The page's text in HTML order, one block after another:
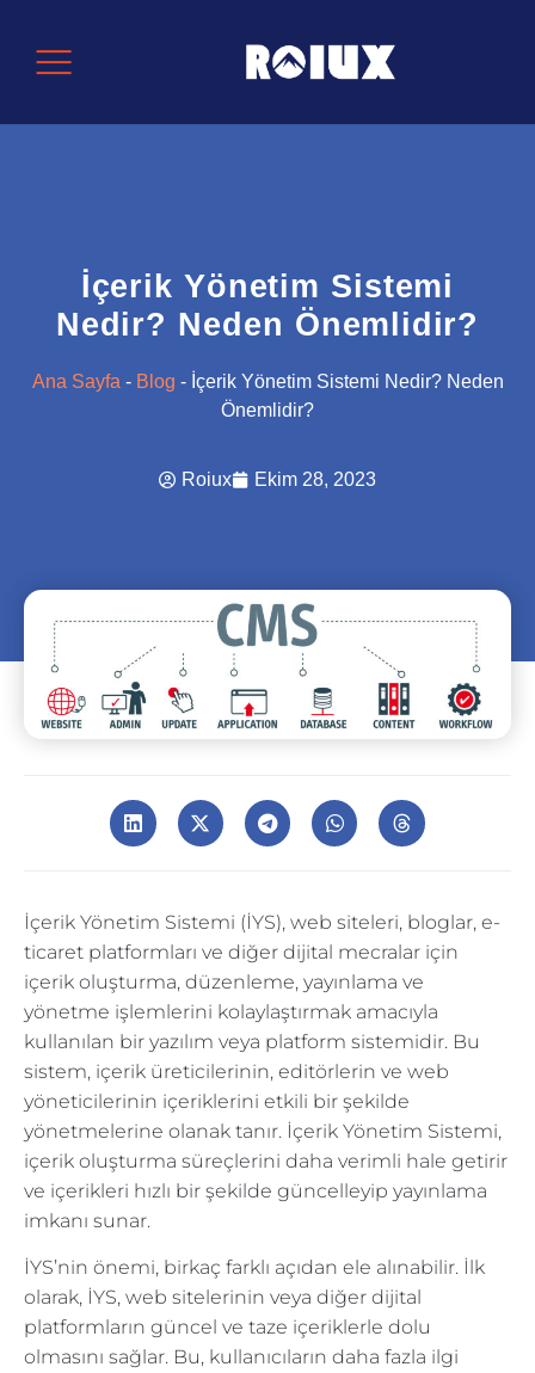
İçerik Yönetim Sistemi
Nedir? Neden Önemlidir?
Ana Sayfa - Blog - İçerik Yönetim Sistemi Nedir? Neden
Önemlidir?
Roiux Ekim 28, 2023
İçerik Yönetim Sistemi (İYS), web siteleri, bloglar, e-
ticaret platformları ve diğer dijital mecralar için
içerik oluşturma, düzenleme, yayınlama ve
yönetme işlemlerini kolaylaştırmak amacıyla
kullanılan bir yazılım veya platform sistemidir. Bu
sistem, içerik üreticilerinin, editörlerin ve web
yöneticilerinin içeriklerini etkili bir şekilde
yönetmelerine olanak tanır. İçerik Yönetim Sistemi,
içerik oluşturma süreçlerini daha verimli hale getirir
ve içerikleri hızlı bir şekilde güncelleyip yayınlama
imkanı sunar.
İYS’nin önemi, birkaç farklı açıdan ele alınabilir. İlk
olarak, İYS, web sitelerinin veya diğer dijital
platformların güncel ve taze içeriklerle dolu
olmasını sağlar. Bu, kullanıcıların daha fazla ilgi